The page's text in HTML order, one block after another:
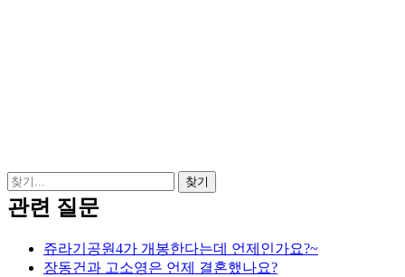
관련 질문
쥬라기공원4가 개봉한다는데 언제인가요?~
장동건과 고소영은 언제 결혼했나요?